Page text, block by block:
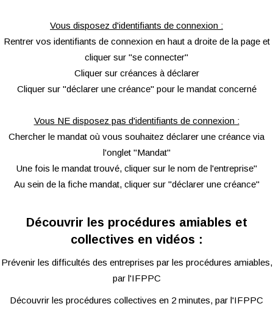
Vous disposez d'identifiants de connexion :
Rentrer vos identifiants de connexion en haut a droite de la page et
cliquer sur "se connecter"
Cliquer sur créances à déclarer
Cliquer sur "déclarer une créance" pour le mandat concerné
Vous NE disposez pas d'identifiants de connexion :
Chercher le mandat où vous souhaitez déclarer une créance via
l'onglet "Mandat"
Une fois le mandat trouvé, cliquer sur le nom de l'entreprise"
Au sein de la fiche mandat, cliquer sur "déclarer une créance"
Découvrir les procédures amiables et
collectives en vidéos :
Prévenir les difficultés des entreprises par les procédures amiables,
par l'IFPPC
Découvrir les procédures collectives en 2 minutes, par l'IFPPC